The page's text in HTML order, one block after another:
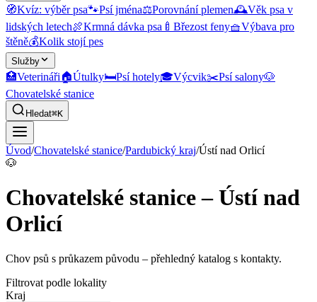
🧭Kvíz: výběr psa🐾Psí jména⚖️Porovnání plemen🕰️Věk psa v
lidských letech🍖Krmná dávka psa 🍼 Březost feny🧺Výbava pro
štěně💰Kolik stojí pes
Služby
🏥Veterináři🏠Útulky🛏️Psí hotely🎓Výcvik✂️Psí salony🐶
Chovatelské stanice
Hledat⌘K
Úvod/Chovatelské stanice/Pardubický kraj/Ústí nad Orlicí
🐶
Chovatelské stanice – Ústí nad
Orlicí
Chov psů s průkazem původu – přehledný katalog s kontakty.
Filtrovat podle lokality
Kraj